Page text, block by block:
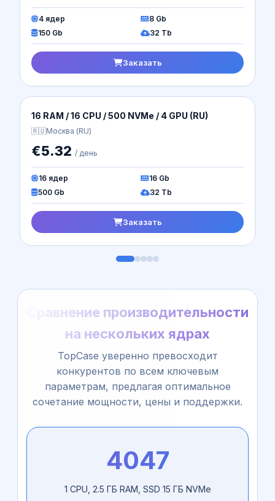
4 ядер
10 Gb
70 Gb
Безлимит
Заказать
Cloud Forex 3| DE-1 (EU)
🇩🇪Германия (DE)
€1.70 / день
3 ядер
7.5 Gb
50 Gb
Безлимит
Заказать
Сравнение производительности
на нескольких ядрах
TopCase уверенно превосходит
конкурентов по всем ключевым
параметрам, предлагая оптимальное
сочетание мощности, цены и поддержки.
4047
1 CPU, 2.5 ГБ RAM, SSD 15 ГБ NVMe